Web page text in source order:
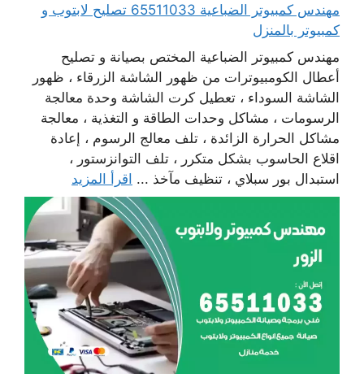
مهندس كمبيوتر الضباعية 65511033 تصليح لابتوب و
كمبيوتر بالمنزل
مهندس كمبيوتر الضباعية المختص بصيانة و تصليح
أعطال الكومبيوترات من ظهور الشاشة الزرقاء ، ظهور
الشاشة السوداء ، تعطيل كرت الشاشة وحدة معالجة
الرسومات ، مشاكل وحدات الطاقة و التغذية ، معالجة
مشاكل الحرارة الزائدة ، تلف معالج الرسوم ، إعادة
اقلاع الحاسوب بشكل متكرر ، تلف التوانزستور ،
استبدال بور سبلاي ، تنظيف مآخذ ... اقرأ المزيد